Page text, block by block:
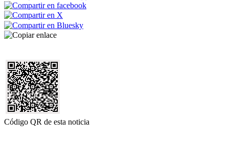
Código QR de esta noticia